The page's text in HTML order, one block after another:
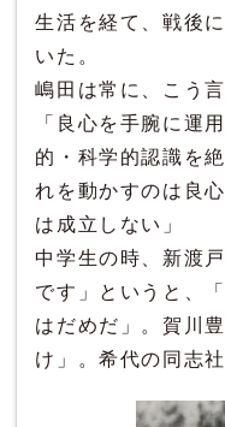
生活を経て、戦後
いた。
嶋田は常に、こう言
「良心を手腕に運
的・科学的認識を
れを動かすのは良
は成立しない」
中学生の時、新渡
です」というと、
はだめだ」。賀川
け」。希代の同志